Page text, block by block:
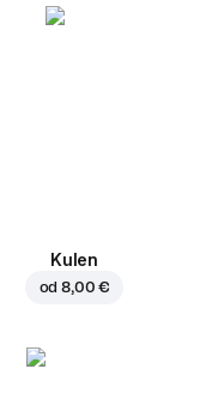
Kulen
od8,00 €